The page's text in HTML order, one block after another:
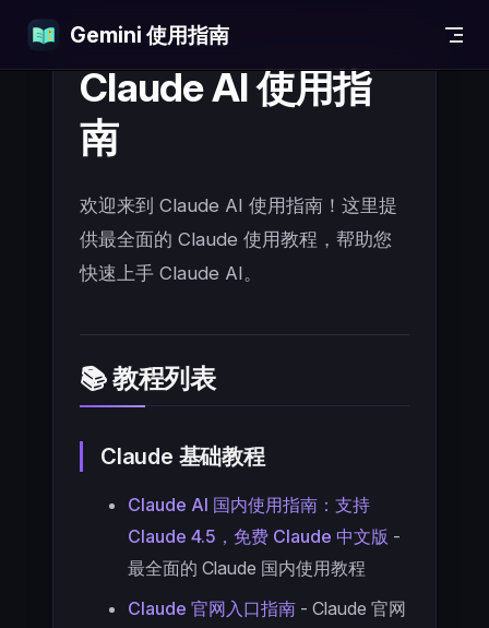
Skip to content
Gemini 使用指南
Claude AI 使用指
南
欢迎来到 Claude AI 使用指南！这里提
供最全面的 Claude 使用教程，帮助您
快速上手 Claude AI。
📚 教程列表
Claude 基础教程
Claude AI 国内使用指南：支持
Claude 4.5，免费 Claude 中文版 -
最全面的 Claude 国内使用教程
Claude 官网入口指南 - Claude 官网